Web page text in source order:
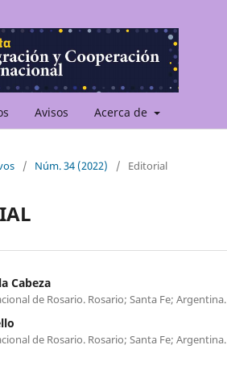
Avisos Acerca de
/ Núm. 34 (2022) / Editorial
Cabeza
de Rosario. Rosario; Santa Fe; Argentina.
de Rosario. Rosario; Santa Fe; Argentina.